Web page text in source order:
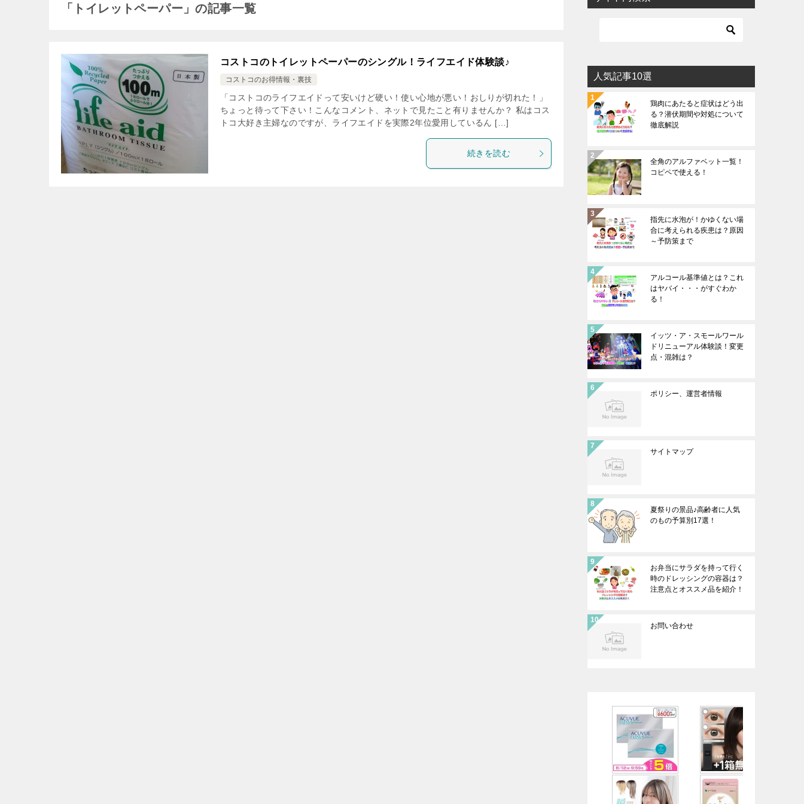
「トイレットペーパー」の記事一覧
コストコのトイレットペーパーのシングル！ライフエイド体験談♪
コストコのお得情報・裏技
「コストコのライフエイドって安いけど硬い！使い心地が悪い！おしりが切れた！」
ちょっと待って下さい！こんなコメント、ネットで見たこと有りませんか？ 私はコス
トコ大好き主婦なのですが、ライフエイドを実際2年位愛用しているん […]
続きを読む
人気記事10選
鶏肉にあたると症状はどう出
る？潜伏期間や対処について
徹底解説
全角のアルファベット一覧！
コピペで使える！
指先に水泡が！かゆくない場
合に考えられる疾患は？原因
～予防策まで
アルコール基準値とは？これ
はヤバイ・・・がすぐわか
る！
イッツ・ア・スモールワール
ドリニューアル体験談！変更
点・混雑は？
ポリシー、運営者情報
サイトマップ
夏祭りの景品♪高齢者に人気
のもの予算別17選！
お弁当にサラダを持って行く
時のドレッシングの容器は？
注意点とオススメ品を紹介！
お問い合わせ